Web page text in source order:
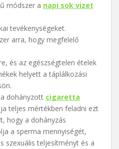
módszer a napi sok vizet
tevékenységeket.
arra, hogy megfelelő
és az egészségtelen ételek
helyett a táplálkozási
dohányzott cigaretta
teljes mértékben feladni ezt
hogy a dohányzás
a sperma mennyiségét,
szexuális teljesítményt és a